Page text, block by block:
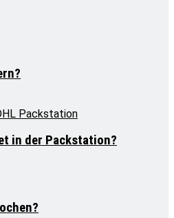
in der Packstation?